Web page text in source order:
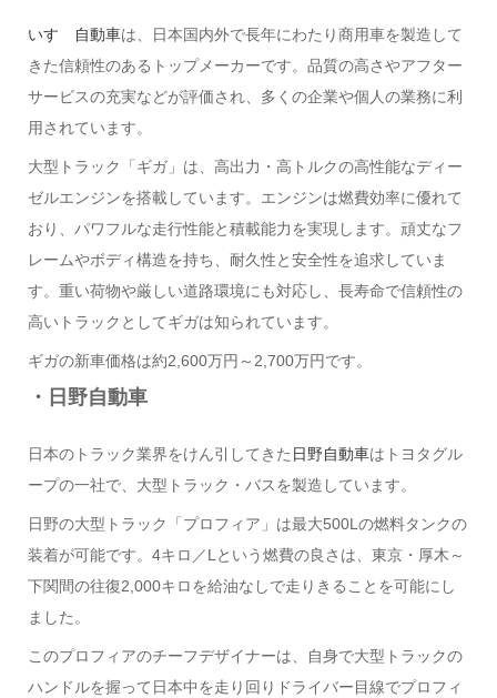
いすゞ自動車は、日本国内外で長年にわたり商用車を製造して
きた信頼性のあるトップメーカーです。品質の高さやアフター
サービスの充実などが評価され、多くの企業や個人の業務に利
用されています。
大型トラック「ギガ」は、高出力・高トルクの高性能なディー
ゼルエンジンを搭載しています。エンジンは燃費効率に優れて
おり、パワフルな走行性能と積載能力を実現します。頑丈なフ
レームやボディ構造を持ち、耐久性と安全性を追求していま
す。重い荷物や厳しい道路環境にも対応し、長寿命で信頼性の
高いトラックとしてギガは知られています。
ギガの新車価格は約2,600万円～2,700万円です。
・日野自動車
日本のトラック業界をけん引してきた 日野自動車はトヨタグル
ープの一社で、大型トラック・バスを製造しています。
日野の大型トラック「プロフィア」は最大500Lの燃料タンクの
装着が可能です。4キロ／Lという燃費の良さは、東京・厚木～
下関間の往復2,000キロを給油なしで走りきることを可能にし
ました。
このプロフィアのチーフデザイナーは、自身で大型トラックの
ハンドルを握って日本中を走り回りドライバー目線でプロフィ